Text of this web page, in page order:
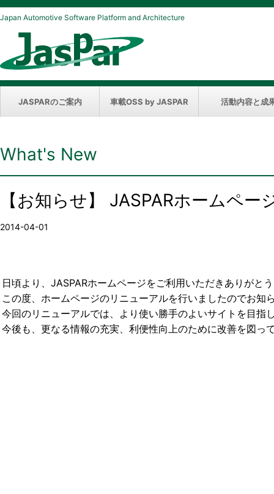
Japan Automotive Software Platform and Architecture
JASPARのご案内 車載OSS by JASPAR 活動内容と成
What's New
【お知らせ】 JASPARホームペー
2014-04-01
日頃より、JASPARホームページをご利用いただきありがと
この度、ホームページのリニューアルを行いましたのでお知
今回のリニューアルでは、より使い勝手のよいサイトを目指
今後も、更なる情報の充実、利便性向上のために改善を図っ